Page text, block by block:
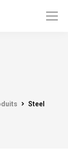
Steel